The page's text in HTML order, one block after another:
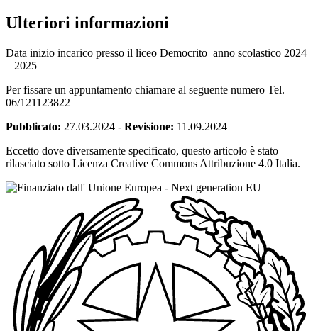
Ulteriori informazioni
Data inizio incarico presso il liceo Democrito anno scolastico 2024
– 2025
Per fissare un appuntamento chiamare al seguente numero Tel.
06/121123822
Pubblicato: 27.03.2024 - Revisione: 11.09.2024
Eccetto dove diversamente specificato, questo articolo è stato
rilasciato sotto Licenza Creative Commons Attribuzione 4.0 Italia.